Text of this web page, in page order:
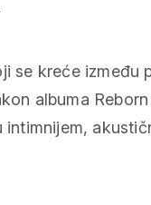
se kreće između
albuma